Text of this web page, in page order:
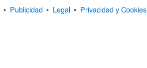
• Publicidad • Legal • Privacidad y Cookies